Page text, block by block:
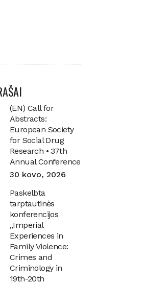
(EN) Call for
Abstracts:
European Society
for Social Drug
Research • 37th
Annual Conference
30 kovo, 2026
Paskelbta
tarptautinės
konferencijos
„Imperial
Experiences in
Family Violence:
Crimes and
Criminology in
19th-20th